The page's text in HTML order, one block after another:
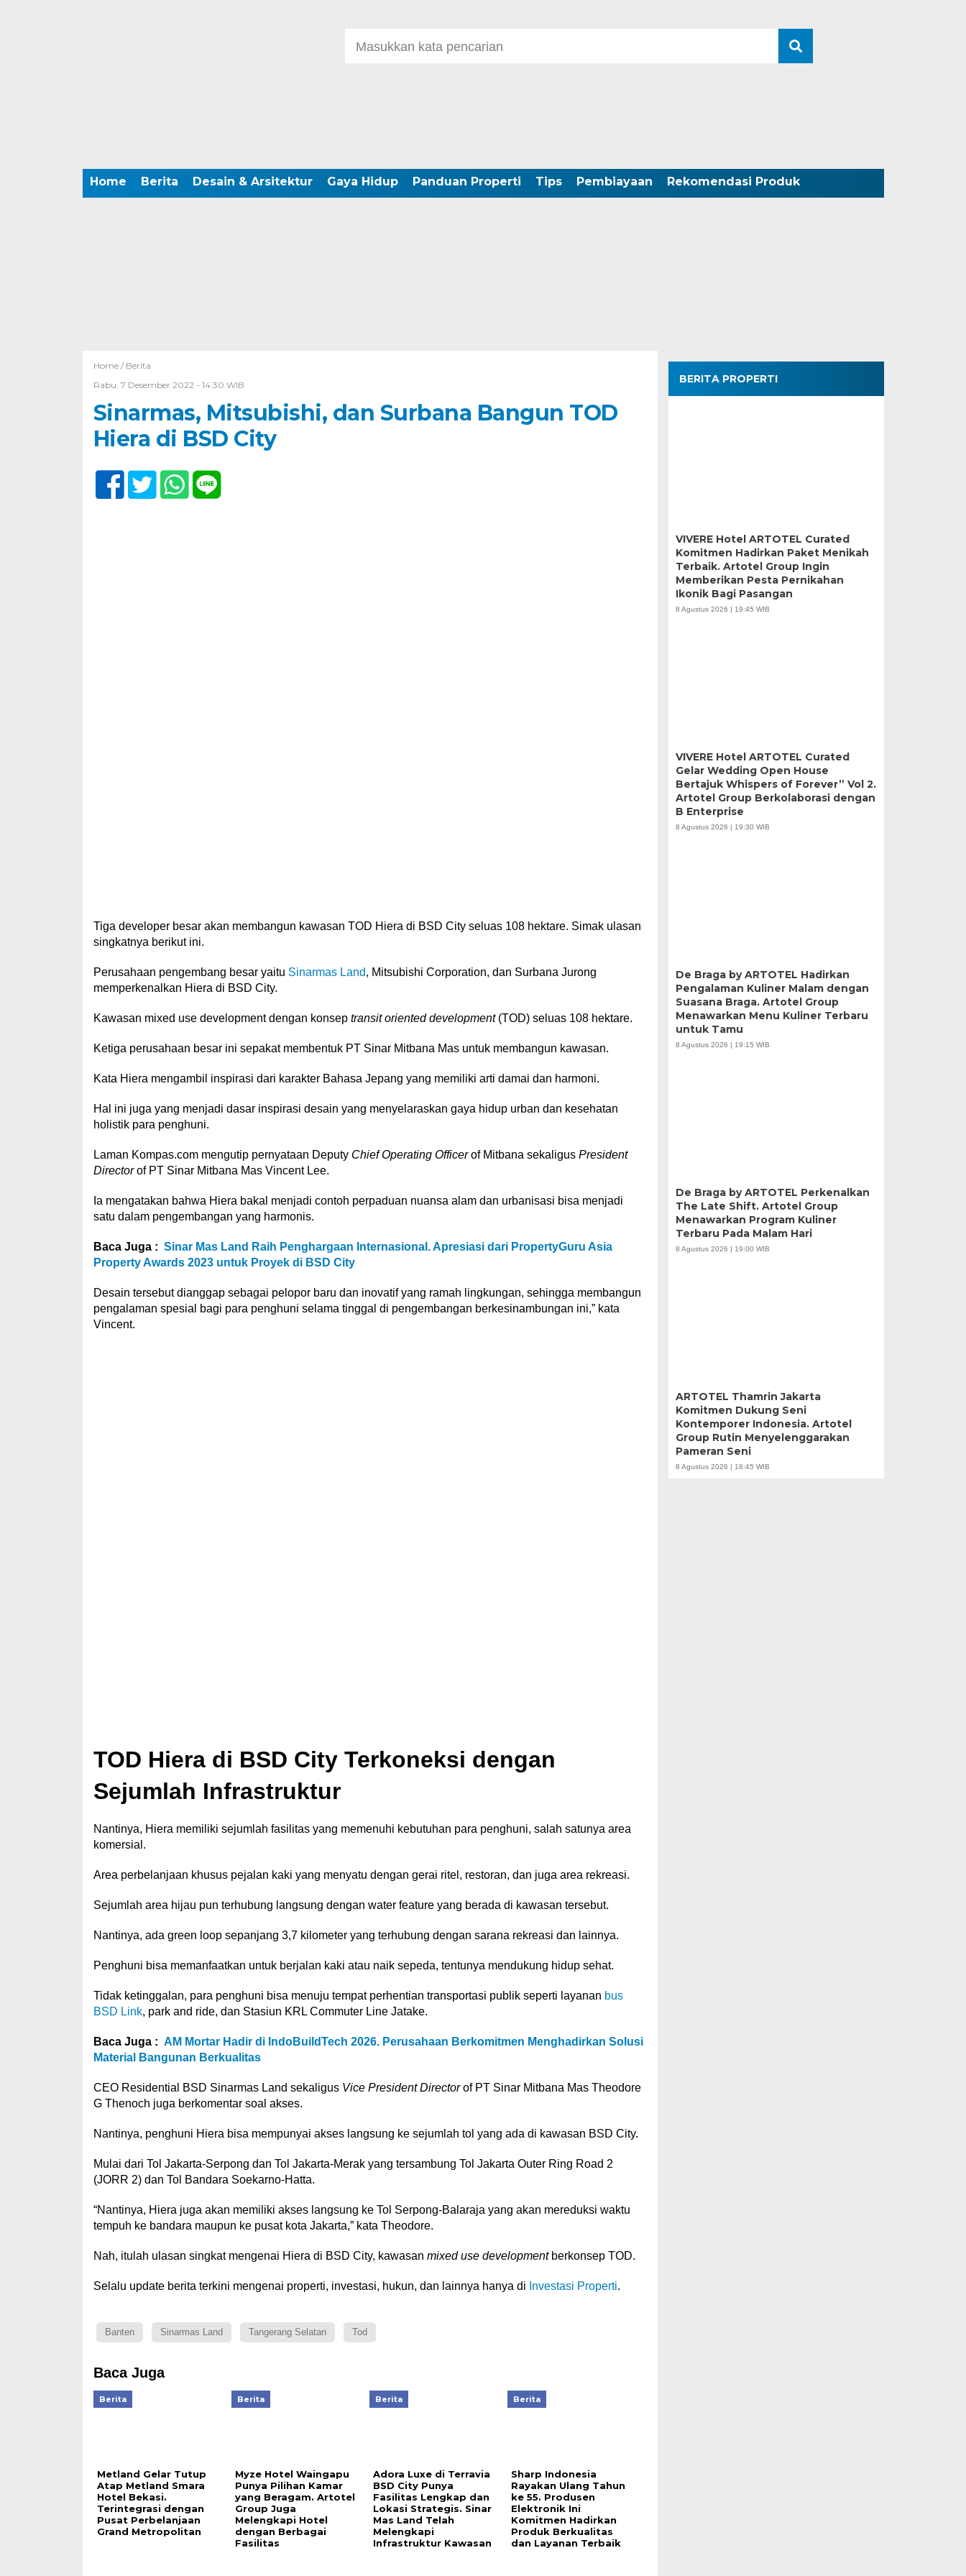
Home Berita Desain & Arsitektur Gaya Hidup Panduan Properti Tips Pembiayaan Rekomendasi Produk
Home / Berita
Rabu, 7 Desember 2022 - 14:30 WIB
Sinarmas, Mitsubishi, dan Surbana Bangun TOD
Hiera di BSD City
Tiga developer besar akan membangun kawasan TOD Hiera di BSD City seluas 108 hektare. Simak ulasan
singkatnya berikut ini.
Perusahaan pengembang besar yaitu Sinarmas Land, Mitsubishi Corporation, dan Surbana Jurong
memperkenalkan Hiera di BSD City.
Kawasan mixed use development dengan konsep transit oriented development(TOD) seluas 108 hektare.
Ketiga perusahaan besar ini sepakat membentuk PT Sinar Mitbana Mas untuk membangun kawasan.
Kata Hiera mengambil inspirasi dari karakter Bahasa Jepang yang memiliki arti damai dan harmoni.
Hal ini juga yang menjadi dasar inspirasi desain yang menyelaraskan gaya hidup urban dan kesehatan
holistik para penghuni.
Laman Kompas.com mengutip pernyataan DeputyChief Operating Officerof Mitbana sekaligus President
Directorof PT Sinar Mitbana Mas Vincent Lee.
Ia mengatakan bahwa Hiera bakal menjadi contoh perpaduan nuansa alam dan urbanisasi bisa menjadi
satu dalam pengembangan yang harmonis.
Baca Juga : Sinar Mas Land Raih Penghargaan Internasional. Apresiasi dari PropertyGuru Asia
Property Awards 2023 untuk Proyek di BSD City
Desain tersebut dianggap sebagai pelopor baru dan inovatif yang ramah lingkungan, sehingga membangun
pengalaman spesial bagi para penghuni selama tinggal di pengembangan berkesinambungan ini,” kata
Vincent.
TOD Hiera di BSD City Terkoneksi dengan
Sejumlah Infrastruktur
Nantinya, Hiera memiliki sejumlah fasilitas yang memenuhi kebutuhan para penghuni, salah satunya area
komersial.
Area perbelanjaan khusus pejalan kaki yang menyatu dengan gerai ritel, restoran, dan juga area rekreasi.
Sejumlah area hijau pun terhubung langsung dengan water feature yang berada di kawasan tersebut.
Nantinya, ada green loop sepanjang 3,7 kilometer yang terhubung dengan sarana rekreasi dan lainnya.
Penghuni bisa memanfaatkan untuk berjalan kaki atau naik sepeda, tentunya mendukung hidup sehat.
Tidak ketinggalan, para penghuni bisa menuju tempat perhentian transportasi publik seperti layanan bus
BSD Link, park and ride, dan Stasiun KRL Commuter Line Jatake.
Baca Juga : AM Mortar Hadir di IndoBuildTech 2026. Perusahaan Berkomitmen Menghadirkan Solusi
Material Bangunan Berkualitas
CEO Residential BSD Sinarmas Land sekaligus Vice President Directorof PT Sinar Mitbana Mas Theodore
G Thenoch juga berkomentar soal akses.
Nantinya, penghuni Hiera bisa mempunyai akses langsung ke sejumlah tol yang ada di kawasan BSD City.
Mulai dari Tol Jakarta-Serpong dan Tol Jakarta-Merak yang tersambung Tol Jakarta Outer Ring Road 2
(JORR 2) dan Tol Bandara Soekarno-Hatta.
“Nantinya, Hiera juga akan memiliki akses langsung ke Tol Serpong-Balaraja yang akan mereduksi waktu
tempuh ke bandara maupun ke pusat kota Jakarta,” kata Theodore.
Nah, itulah ulasan singkat mengenai Hiera di BSD City, kawasan mixed use developmentberkonsep TOD.
Selalu update berita terkini mengenai properti, investasi, hukun, dan lainnya hanya di Investasi Properti.
Banten Sinarmas Land Tangerang Selatan Tod
Baca Juga
Berita
Metland Gelar Tutup
Atap Metland Smara
Hotel Bekasi.
Terintegrasi dengan
Pusat Perbelanjaan
Grand Metropolitan
Berita
Myze Hotel Waingapu
Punya Pilihan Kamar
yang Beragam. Artotel
Group Juga
Melengkapi Hotel
dengan Berbagai
Fasilitas
Berita
Adora Luxe di Terravia
BSD City Punya
Fasilitas Lengkap dan
Lokasi Strategis. Sinar
Mas Land Telah
Melengkapi
Infrastruktur Kawasan
Berita
Sharp Indonesia
Rayakan Ulang Tahun
ke 55. Produsen
Elektronik Ini
Komitmen Hadirkan
Produk Berkualitas
dan Layanan Terbaik
BERITA PROPERTI
VIVERE Hotel ARTOTEL Curated
Komitmen Hadirkan Paket Menikah
Terbaik. Artotel Group Ingin
Memberikan Pesta Pernikahan
Ikonik Bagi Pasangan
8 Agustus 2026 | 19:45 WIB
VIVERE Hotel ARTOTEL Curated
Gelar Wedding Open House
Bertajuk Whispers of Forever” Vol 2.
Artotel Group Berkolaborasi dengan
B Enterprise
8 Agustus 2026 | 19:30 WIB
De Braga by ARTOTEL Hadirkan
Pengalaman Kuliner Malam dengan
Suasana Braga. Artotel Group
Menawarkan Menu Kuliner Terbaru
untuk Tamu
8 Agustus 2026 | 19:15 WIB
De Braga by ARTOTEL Perkenalkan
The Late Shift. Artotel Group
Menawarkan Program Kuliner
Terbaru Pada Malam Hari
8 Agustus 2026 | 19:00 WIB
ARTOTEL Thamrin Jakarta
Komitmen Dukung Seni
Kontemporer Indonesia. Artotel
Group Rutin Menyelenggarakan
Pameran Seni
8 Agustus 2026 | 18:45 WIB